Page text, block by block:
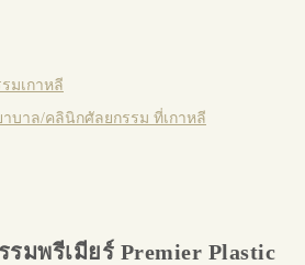
มเกาหลี
บาล/คลินิกศัลยกรรม ที่เกาหลี
มพรีเมียร์ Premier Plastic